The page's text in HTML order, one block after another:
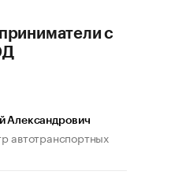
с
Александрович
автотранспортных